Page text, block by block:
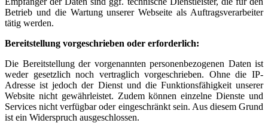
Betrieb und die Wartung unserer Webseite als Auftragsverarbeiter
tätig werden.
Bereitstellung vorgeschrieben oder erforderlich:
Die Bereitstellung der vorgenannten personenbezogenen Daten ist
weder gesetzlich noch vertraglich vorgeschrieben. Ohne die IP-
Adresse ist jedoch der Dienst und die Funktionsfähigkeit unserer
Website nicht gewährleistet. Zudem können einzelne Dienste und
Services nicht verfügbar oder eingeschränkt sein. Aus diesem Grund
ist ein Widerspruch ausgeschlossen.